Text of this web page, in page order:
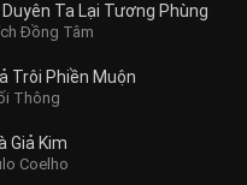
Ta Lại Tương Phùng
Đồng Tâm
Trôi Phiền Muộn
Thông
Giả Kim
Coelho